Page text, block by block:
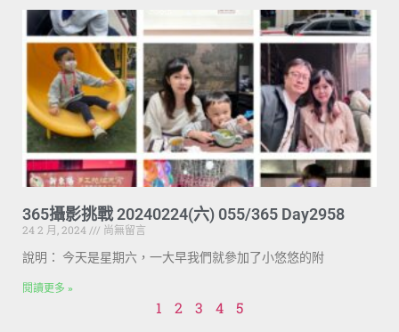
365攝影挑戰 20240224(六) 055/365 Day2958
24 2 月, 2024
尚無留言
說明： 今天是星期六，一大早我們就參加了小悠悠的附
閱讀更多 »
1 2 3 4 5